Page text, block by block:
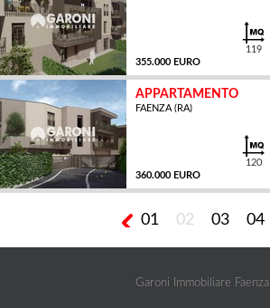
355.000 EURO
119
APPARTAMENTO
FAENZA (RA)
360.000 EURO
120
01 02 03 04
Garoni Immobiliare Faenza